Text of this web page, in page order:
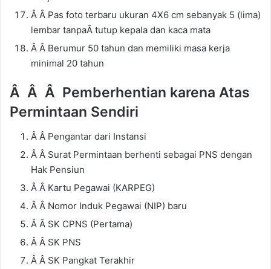
Â Â Pas foto terbaru ukuran 4X6 cm sebanyak 5 (lima)
lembar tanpaÂ tutup kepala dan kaca mata
Â Â Berumur 50 tahun dan memiliki masa kerja
minimal 20 tahun
Â Â Â Pemberhentian karena Atas
Permintaan Sendiri
Â Â Pengantar dari Instansi
Â Â Surat Permintaan berhenti sebagai PNS dengan
Hak Pensiun
Â Â Kartu Pegawai (KARPEG)
Â Â Nomor Induk Pegawai (NIP) baru
Â Â SK CPNS (Pertama)
Â Â SK PNS
Â Â SK Pangkat Terakhir